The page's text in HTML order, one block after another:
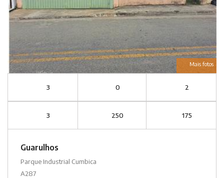
Mais fotos
3 0 2
3 250 175
Guarulhos
Parque Industrial Cumbica
A287